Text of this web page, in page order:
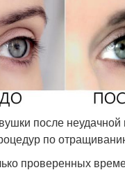
после неудачной
по
проверенных